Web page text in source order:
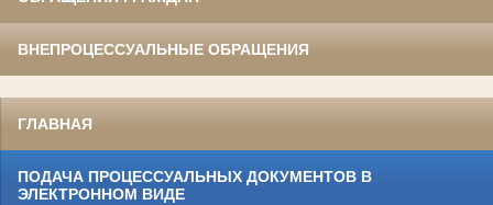
ВНЕПРОЦЕССУАЛЬНЫЕ ОБРАЩЕНИЯ
ГЛАВНАЯ
ПОДАЧА ПРОЦЕССУАЛЬНЫХ ДОКУМЕНТОВ В
ЭЛЕКТРОННОМ ВИДЕ